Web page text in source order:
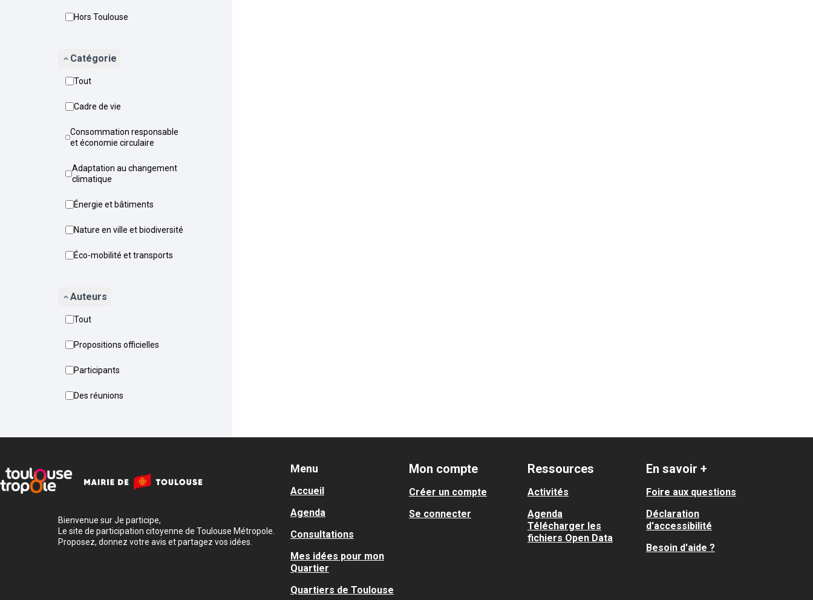
Hors Toulouse
Catégorie
Tout
Cadre de vie
Consommation responsable
et économie circulaire
Adaptation au changement
climatique
Énergie et bâtiments
Nature en ville et biodiversité
Éco-mobilité et transports
Auteurs
Tout
Propositions officielles
Participants
Des réunions
Bienvenue sur Je participe,
Le site de participation citoyenne de Toulouse Métropole.
Proposez, donnez votre avis et partagez vos idées.
Menu
Accueil
Agenda
Consultations
Mes idées pour mon
Quartier
Quartiers de Toulouse
Mon compte
Créer un compte
Se connecter
Ressources
Activités
Agenda
Télécharger les
fichiers Open Data
En savoir +
Foire aux questions
Déclaration
d'accessibilité
Besoin d'aide ?